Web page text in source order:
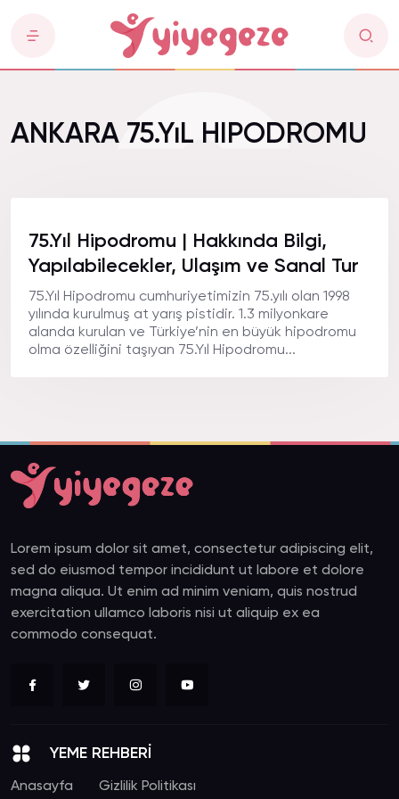
ANKARA 75.YıL HIPODROMU
75.Yıl Hipodromu | Hakkında Bilgi,
Yapılabilecekler, Ulaşım ve Sanal Tur
75.Yıl Hipodromu cumhuriyetimizin 75.yılı olan 1998
yılında kurulmuş at yarış pistidir. 1.3 milyonkare
alanda kurulan ve Türkiye’nin en büyük hipodromu
olma özelliğini taşıyan 75.Yıl Hipodromu...
Lorem ipsum dolor sit amet, consectetur adipiscing elit,
sed do eiusmod tempor incididunt ut labore et dolore
magna aliqua. Ut enim ad minim veniam, quis nostrud
exercitation ullamco laboris nisi ut aliquip ex ea
commodo consequat.
YEME REHBERİ
Anasayfa Gizlilik Politikası